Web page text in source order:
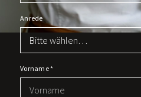
Anrede
Vorname*